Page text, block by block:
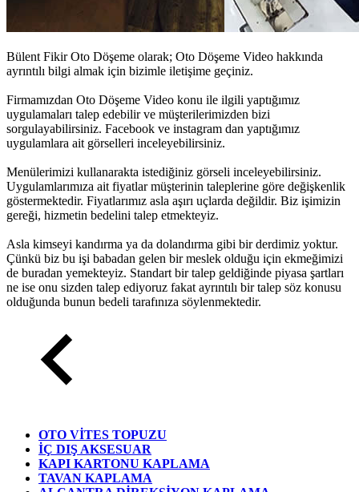
Bülent Fikir Oto Döşeme olarak; Oto Döşeme Video hakkında
ayrıntılı bilgi almak için bizimle iletişime geçiniz.
Firmamızdan Oto Döşeme Video konu ile ilgili yaptığımız
uygulamaları talep edebilir ve müşterilerimizden bizi
sorgulayabilirsiniz. Facebook ve instagram dan yaptığımız
uygulamlara ait görselleri inceleyebilirsiniz.
Menülerimizi kullanarakta istediğiniz görseli inceleyebilirsiniz.
Uygulamlarımıza ait fiyatlar müşterinin taleplerine göre değişkenlik
göstermektedir. Fiyatlarımız asla aşırı uçlarda değildir. Biz işimizin
gereği, hizmetin bedelini talep etmekteyiz.
Asla kimseyi kandırma ya da dolandırma gibi bir derdimiz yoktur.
Çünkü biz bu işi babadan gelen bir meslek olduğu için ekmeğimizi
de buradan yemekteyiz. Standart bir talep geldiğinde piyasa şartları
ne ise onu sizden talep ediyoruz fakat ayrıntılı bir talep söz konusu
olduğunda bunun bedeli tarafınıza söylenmektedir.
OTO VİTES TOPUZU
İÇ DIŞ AKSESUAR
KAPI KARTONU KAPLAMA
TAVAN KAPLAMA